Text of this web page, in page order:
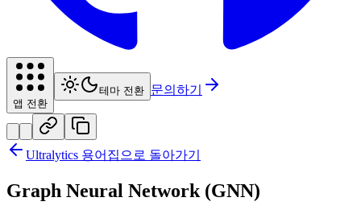
앱 전환
테마 전환 문의하기
Ultralytics 용어집으로 돌아가기
Graph Neural Network (GNN)